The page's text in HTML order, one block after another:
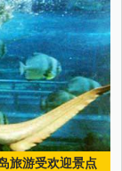
旅游受欢迎景点